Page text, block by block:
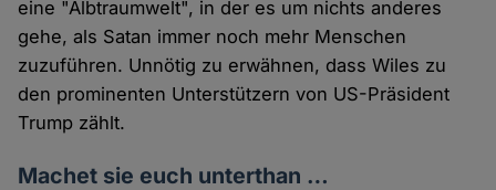
eine "Albtraumwelt", in der es um nichts anderes
gehe, als Satan immer noch mehr Menschen
zuzuführen. Unnötig zu erwähnen, dass Wiles zu
den prominenten Unterstützern von US-Präsident
Trump zählt.
Machet sie euch unterthan …